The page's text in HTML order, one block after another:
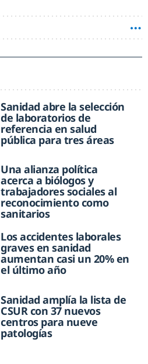
Sanidad abre la selección
de laboratorios de
referencia en salud
pública para tres áreas
Una alianza política
acerca a biólogos y
trabajadores sociales al
reconocimiento como
sanitarios
Los accidentes laborales
graves en sanidad
aumentan casi un 20% en
el último año
Sanidad amplía la lista de
CSUR con 37 nuevos
centros para nueve
patologías